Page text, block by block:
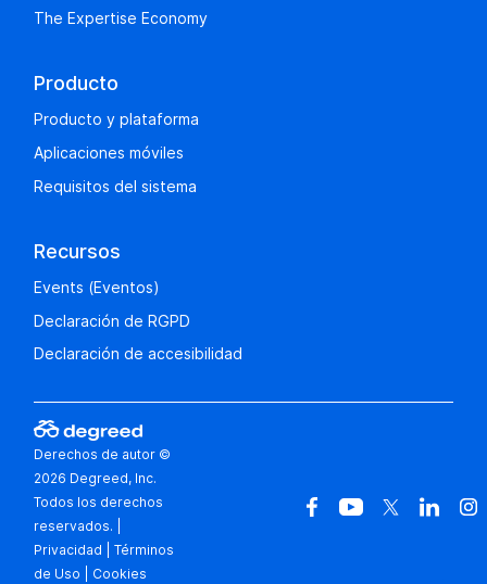
The Expertise Economy
Producto
Producto y plataforma
Aplicaciones móviles
Requisitos del sistema
Recursos
Events (Eventos)
Declaración de RGPD
Declaración de accesibilidad
Derechos de autor ©
2026 Degreed, Inc.
Todos los derechos
reservados.
Privacidad |Términos
de Uso
Cookies